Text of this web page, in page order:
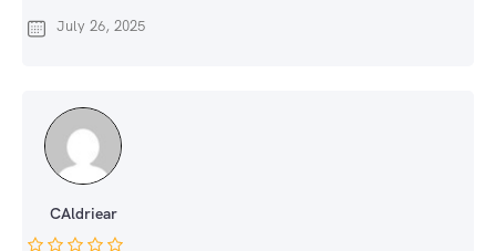
July 26, 2025
CAldriear